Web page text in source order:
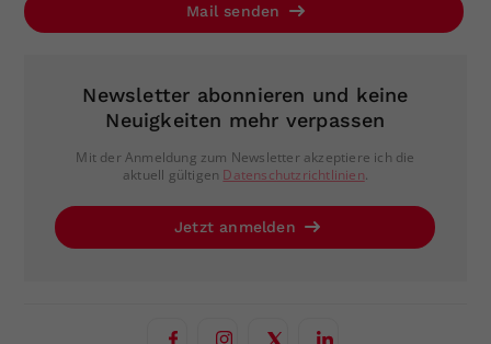
Mail senden
Newsletter abonnieren und keine
Neuigkeiten mehr verpassen
Mit der Anmeldung zum Newsletter akzeptiere ich die
aktuell gültigen Datenschutzrichtlinien.
Jetzt anmelden